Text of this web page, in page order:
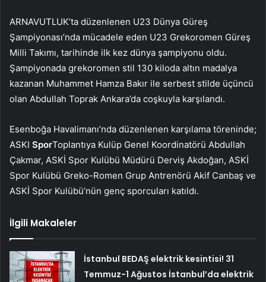
ARNAVUTLUK’ta düzenlenen U23 Dünya Güreş
Şampiyonası’nda mücadele eden U23 Grekoromen Güreş
Milli Takımı, tarihinde ilk kez dünya şampiyonu oldu.
Şampiyonada grekoromen stil 130 kiloda altın madalya
kazanan Muhammet Hamza Bakır ile serbest stilde üçüncü
olan Abdullah Toprak Ankara’da coşkuyla karşılandı.
Esenboğa Havalimanı’nda düzenlenen karşılama töreninde;
ASKI SporToplantıya Kulüp Genel Koordinatörü Abdullah
Çakmar, ASKİ Spor Kulübü Müdürü Derviş Akdoğan, ASKİ
Spor Kulübü Greko-Romen Grup Antrenörü Akif Canbaş ve
ASKİ Spor Kulübü’nün genç sporcuları katıldı.
İlgili Makaleler
İstanbul BEDAŞ elektrik kesintisi! 31
Temmuz-1 Ağustos İstanbul’da elektrik